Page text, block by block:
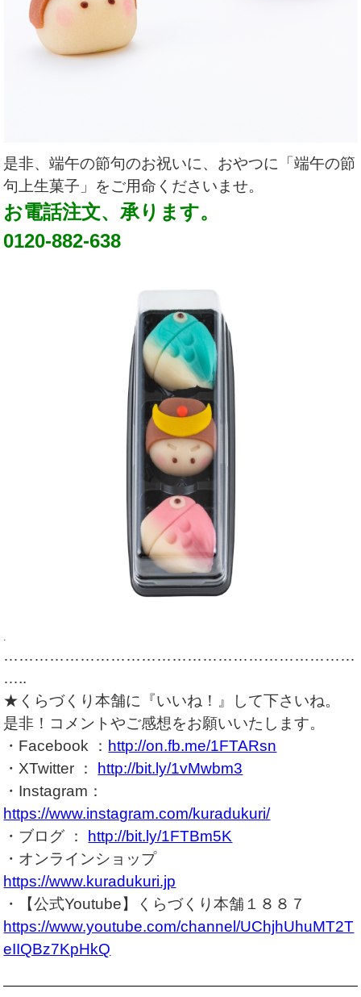
是非、端午の節句のお祝いに、おやつに「端午の節
句上生菓子」をご用命くださいませ。
お電話注文、承ります。
0120-882-638
.
……………………………………………………………
…..
★くらづくり本舗に『いいね！』して下さいね。
是非！コメントやご感想をお願いいたします。
・Facebook ： http://on.fb.me/1FTARsn
・XTwitter ：
http://bit.ly/1vMwbm3
・Instagram：
https://www.instagram.com/kuradukuri/
・ブログ ：
http://bit.ly/1FTBm5K
・オンラインショップ
https://www.kuradukuri.jp
・【公式Youtube】くらづくり本舗１８８７
https://www.youtube.com/channel/UChjhUhuMT2T
eIIQBz7KpHkQ